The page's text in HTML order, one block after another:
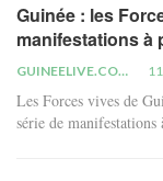
Guinée : les
manifestations à
GUINEELIVE.COM
Les Forces vives de
série de